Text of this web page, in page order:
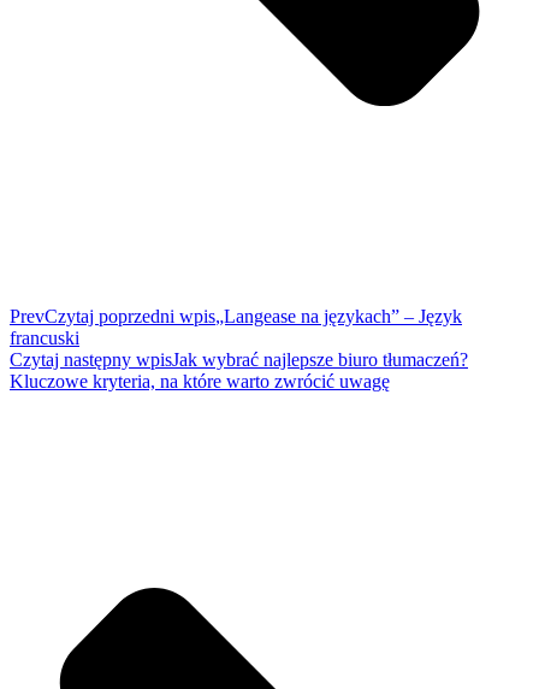
PrevCzytaj poprzedni wpis„Langease na językach” – Język
francuski
Czytaj następny wpisJak wybrać najlepsze biuro tłumaczeń?
Kluczowe kryteria, na które warto zwrócić uwagę